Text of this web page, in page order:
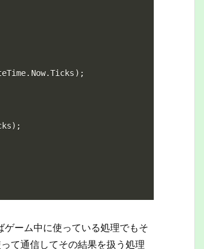
. Now.Ticks ) ;
) ;
ーム中に使っている処理でもそ
て通信してその結果を扱う処理